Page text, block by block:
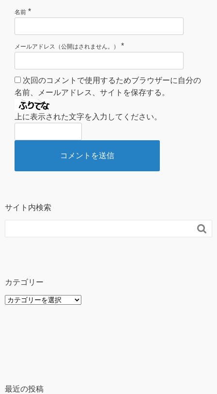
名前 *
メールアドレス（公開はされません。） *
次回のコメントで使用するためブラウザーに自分の
名前、メールアドレス、サイトを保存する。
上に表示された文字を入力してください。
サイト内検索

カテゴリー
カ
最近の投稿